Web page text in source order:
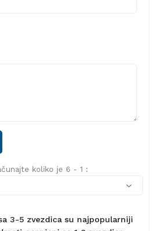
koliko je 6 - 1 :
3-5 zvezdica su najpopularniji